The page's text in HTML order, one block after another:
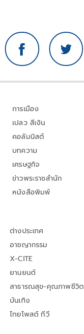
การเมือง
เปลว สีเงิน
คอลัมนิสต์
บทความ
เศรษฐกิจ
ข่าวพระราชสำนัก
หนังสือพิมพ์
ต่างประเทศ
อาชญากรรม
X-CITE
ยานยนต์
สาธารณสุข-คุณภาพชีวิต
บันเทิง
ไทยโพสต์ ทีวี